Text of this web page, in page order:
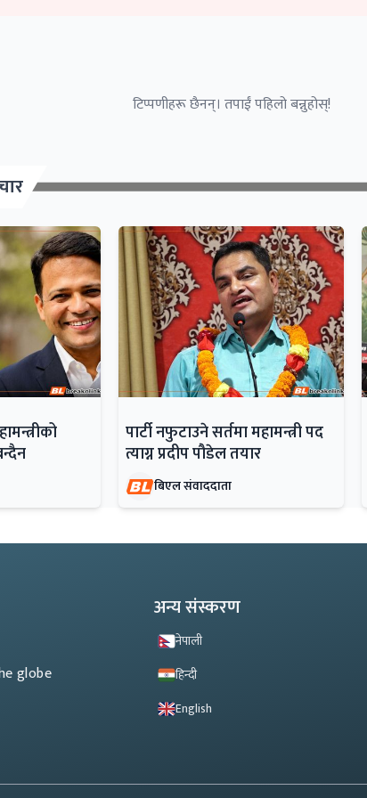
टिप्पणीहरू छैनन्। तपाईं पहिलो बन्नुहोस्!
पार्टी नफुटाउने सर्तमा महामन्त्री पद
त्याग्न प्रदीप पौडेल तयार
बिएल संवाददाता
globe
अन्य संस्करण
नेपाली
हिन्दी
English